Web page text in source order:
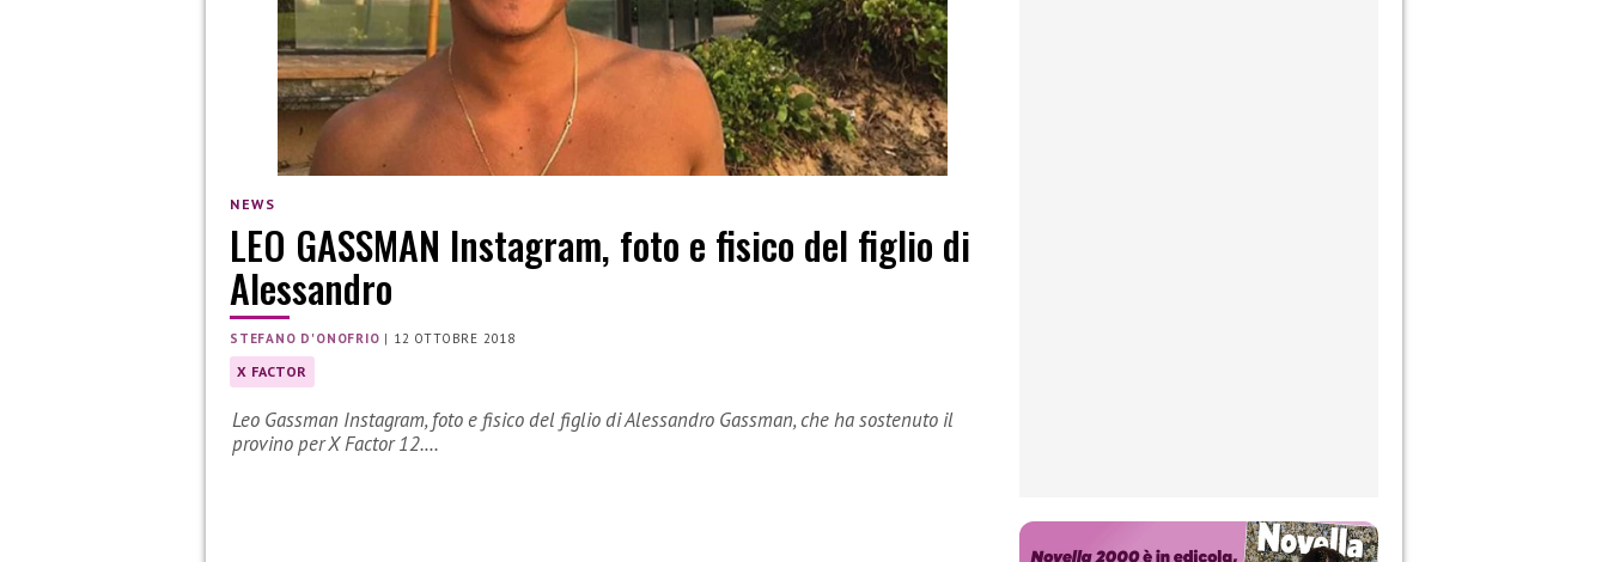
NEWS
LEO GASSMAN Instagram, foto e fisico del figlio di
Alessandro
STEFANO D'ONOFRIO | 12 OTTOBRE 2018
X FACTOR
Leo Gassman Instagram, foto e fisico del figlio di Alessandro Gassman, che ha sostenuto il
provino per X Factor 12.…